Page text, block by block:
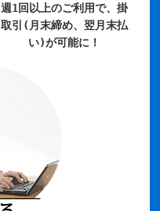
週1回以上のご利用で、掛
取引(月末締め、翌月末払
い)が可能に！